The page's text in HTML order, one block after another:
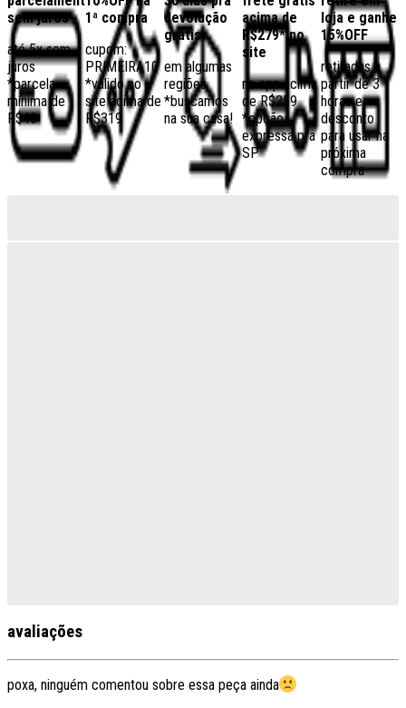
sem juros
até 5x sem
juros
*parcela
mínima de
R$40
1ª compra
cupom:
PRIMEIRA10
*válido no
site acima de
R$319
devolução
grátis
em algumas
regiões,
*buscamos
na sua casa!
acima de
R$279* no
site
no app acima
de R$259
*opção
expressa pra
SP
loja e ganhe
15%OFF
retiradas a
partir de 3
horas e
desconto
para usar na
próxima
compra
avaliações
poxa, ninguém comentou sobre essa peça ainda